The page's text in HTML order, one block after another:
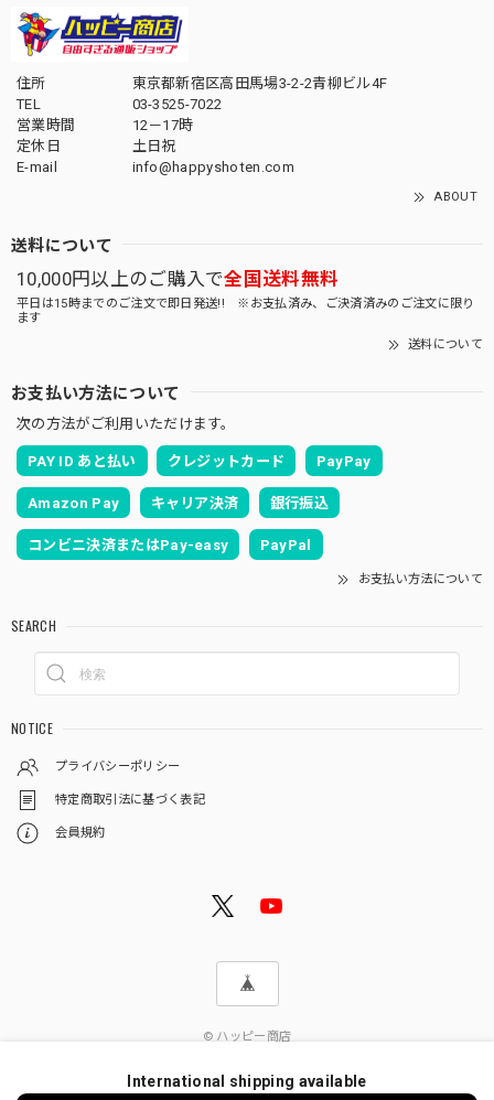
住所
東京都新宿区高田馬場3-2-2青柳ビル4F
TEL
03-3525-7022
営業時間
12－17時
定休日
土日祝
E-mail
info@happyshoten.com
ABOUT
送料について
10,000円以上のご購入で全国送料無料
平日は15時までのご注文で即日発送!! ※お支払済み、ご決済済みのご注文に限り
ます
送料について
お支払い方法について
次の方法がご利用いただけます。
PAY ID あと払い クレジットカード PayPay
Amazon Pay キャリア決済 銀行振込
コンビニ決済またはPay-easy PayPal
お支払い方法について
SEARCH
NOTICE
プライバシーポリシー
特定商取引法に基づく表記
会員規約
© ハッピー商店
International shipping available